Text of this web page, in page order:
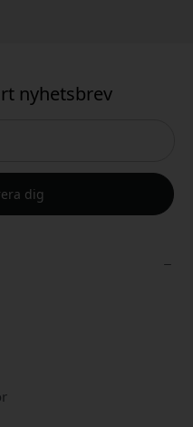
nyhetsbrev
dig